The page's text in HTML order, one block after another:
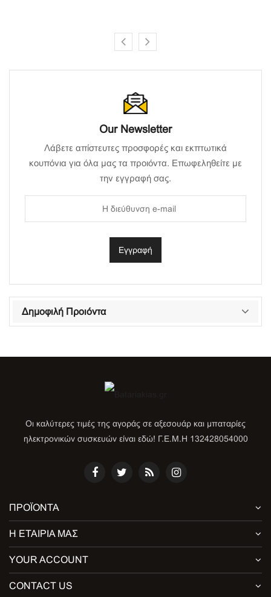
Our Newsletter
Λάβετε απίστευτες προσφορές και εκπτωτικά
κουπόνια για όλα μας τα προιόντα. Επωφεληθείτε με
την εγγραφή σας.
Δημοφιλή Προιόντα
Οι καλύτερες τιμές της αγοράς σε αξεσουάρ και μπαταρίες
ηλεκτρονικών συσκευών είναι εδώ! Γ.Ε.Μ.Η 132428054000
ΠΡΟΪΌΝΤΑ
Η ΕΤΑΙΡΊΑ ΜΑΣ
YOUR ACCOUNT
CONTACT US